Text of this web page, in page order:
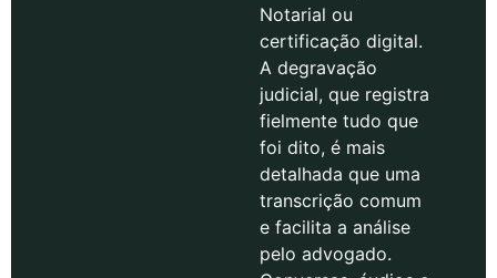
Notarial ou
certificação digital.
A degravação
judicial, que registra
fielmente tudo que
foi dito, é mais
detalhada que uma
transcrição comum
e facilita a análise
pelo advogado.